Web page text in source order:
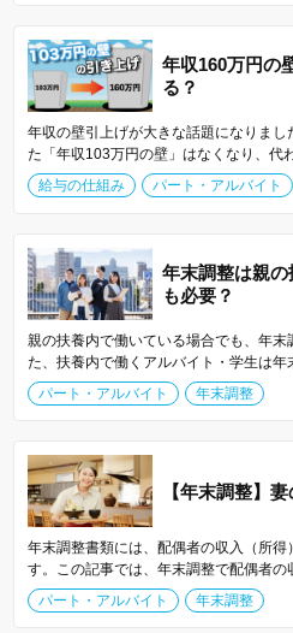
年収160万円の
る？
年収の壁引上げが大きな話題になりま
た「年収103万円の壁」はなくなり、代
給与の仕組み
パート・アルバイト
年末調整は親
も必要？
親の扶養内で働いている場合でも、年
た、扶養内で働くアルバイト・学生は
パート・アルバイト
年末調整
【年末調整】
年末調整書類には、配偶者の収入（所得
す。この記事では、年末調整で配偶者
パート・アルバイト
年末調整